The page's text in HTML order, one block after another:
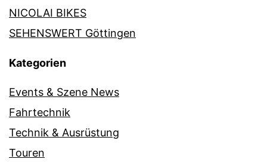
NICOLAI BIKES
SEHENSWERT Göttingen
Kategorien
Events & Szene News
Fahrtechnik
Technik & Ausrüstung
Touren